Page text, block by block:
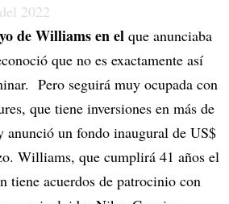
de Williams en el que anunciaba
que no es exactamente así
Pero seguirá muy ocupada con
que tiene inversiones en más de
anunció un fondo inaugural de US$
Williams, que cumplirá 41 años el
tiene acuerdos de patrocinio con